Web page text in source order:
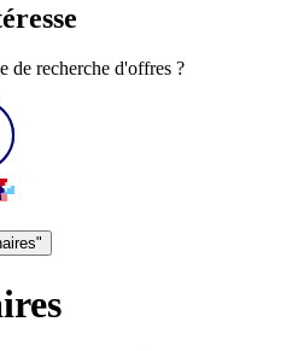
de recherche d'offres ?